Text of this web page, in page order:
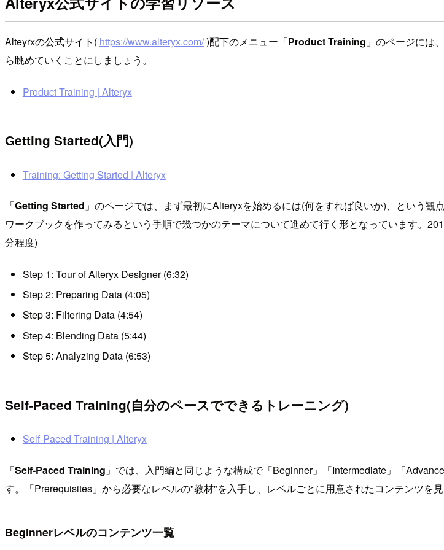
Alteyrxの公式サイト( https://www.alteryx.com/)配下のメニュー「Product Training 」のページには
ら眺めていくことにしましょう。
Product Training | Alteryx
Getting Started(入門)
Training: Getting Started | Alteryx
「Getting Started 」のページでは、まず最初にAlteryxを始めるには(何をすれば良いか)、という
ワークブックを作ってみるという手順で幾つかのテーマについて進めて行く形となっています。
分程度)
Step 1: Tour of Alteryx Designer (6:32)
Step 2: Preparing Data (4:05)
Step 3: Filtering Data (4:54)
Step 4: Blending Data (5:44)
Step 5: Analyzing Data (6:53)
Self-Paced Training(自分のペースでできるトレーニング)
Self-Paced Training | Alteryx
「Self-Paced Training 」では、入門編と同じような構成で「Beginner」「Intermediate」「
す。「Prerequisites」から必要なレベルの"教材"を入手し、レベルごとに用意されたコンテンツを
Beginnerレベルのコンテンツ一覧